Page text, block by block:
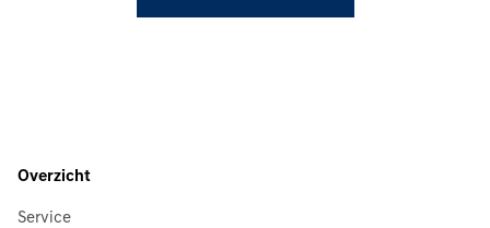
Overzicht
Service